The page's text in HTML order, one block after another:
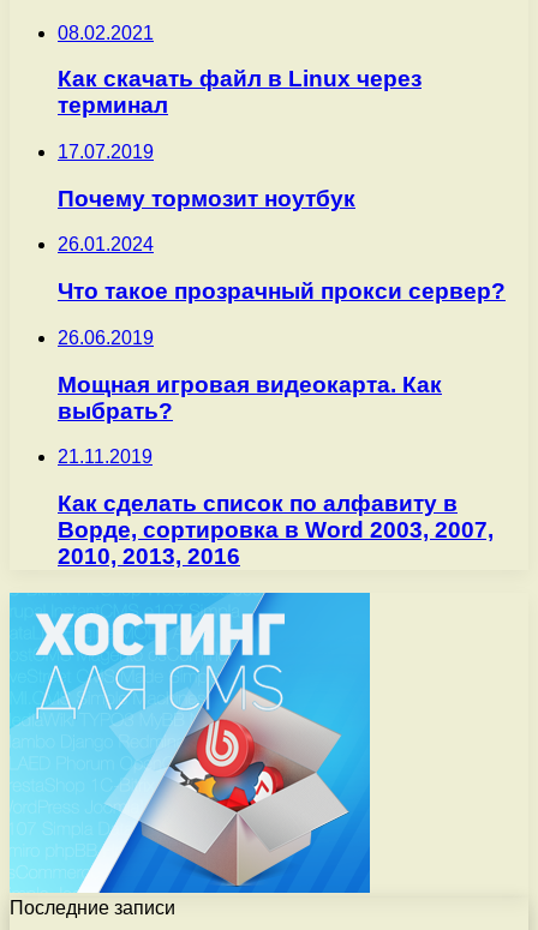
08.02.2021
Как скачать файл в Linux через
терминал
17.07.2019
Почему тормозит ноутбук
26.01.2024
Что такое прозрачный прокси сервер?
26.06.2019
Мощная игровая видеокарта. Как
выбрать?
21.11.2019
Как сделать список по алфавиту в
Ворде, сортировка в Word 2003, 2007,
2010, 2013, 2016
Последние записи